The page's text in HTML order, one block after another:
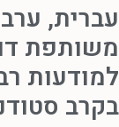
עברית,
משותפת
למודעות
בקרב